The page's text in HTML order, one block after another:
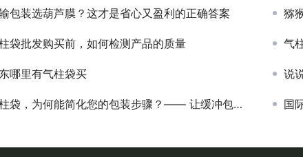
包装选葫芦膜？这才是省心又盈利的正确答案 猕
袋批发购买前，如何检测产品的质量 气
哪里有气柱袋买 说
袋，为何能简化您的包装步骤？—— 让缓冲包装“轻装上阵” 国